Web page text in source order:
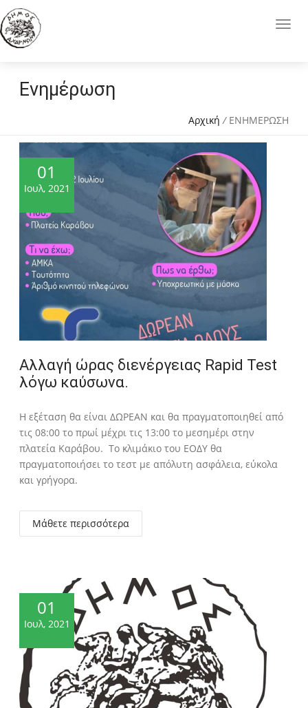
Ενημέρωση
Αρχική / ΕΝΗΜΕΡΩΣΗ
01
Ιουλ, 2021
Αλλαγή ώρας διενέργειας Rapid Test
λόγω καύσωνα.
Η εξέταση θα είναι ΔΩΡΕΑΝ και θα πραγματοποιηθεί από
τις 08:00 το πρωί μέχρι τις 13:00 το μεσημέρι στην
πλατεία Καράβου. Το κλιμάκιο του ΕΟΔΥ θα
πραγματοποιήσει το τεστ με απόλυτη ασφάλεια, εύκολα
και γρήγορα.
Μάθετε περισσότερα
01
Ιουλ, 2021